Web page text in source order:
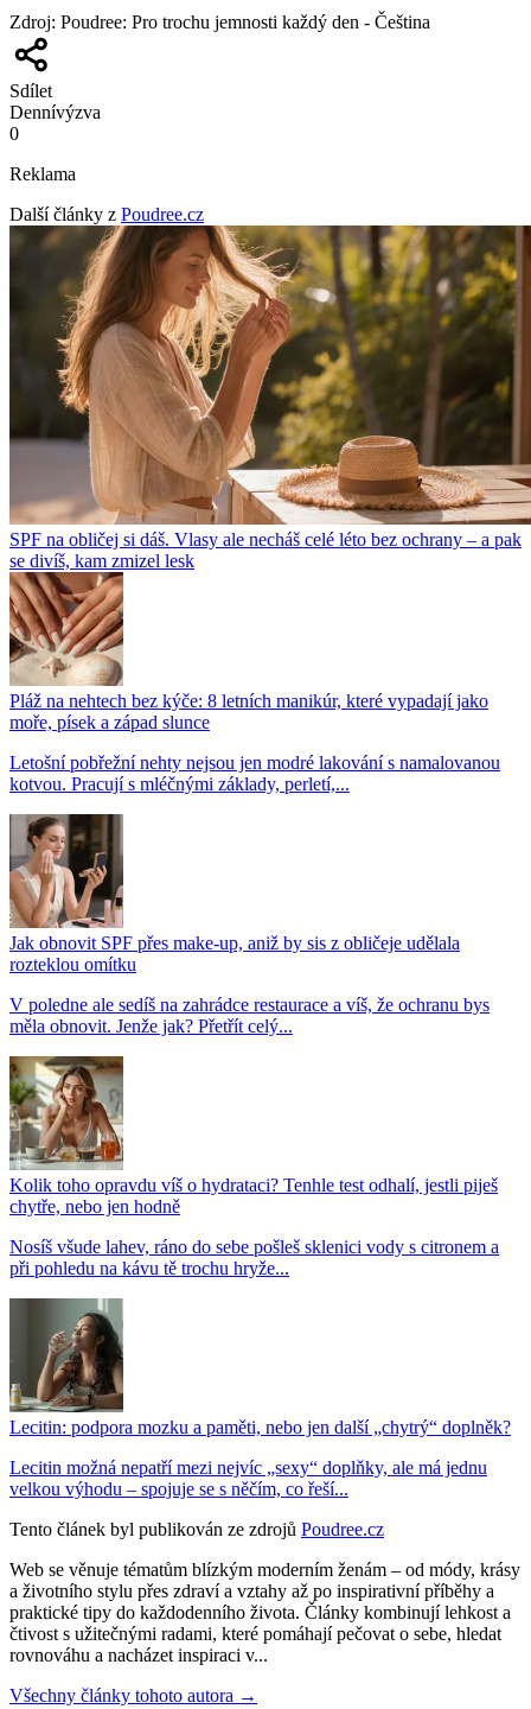
Zdroj: Poudree: Pro trochu jemnosti každý den - Čeština
Sdílet
Dennívýzva
0
Reklama
Další články z Poudree.cz
SPF na obličej si dáš. Vlasy ale necháš celé léto bez ochrany – a pak
se divíš, kam zmizel lesk
Pláž na nehtech bez kýče: 8 letních manikúr, které vypadají jako
moře, písek a západ slunce
Letošní pobřežní nehty nejsou jen modré lakování s namalovanou
kotvou. Pracují s mléčnými základy, perletí,...
Jak obnovit SPF přes make-up, aniž by sis z obličeje udělala
rozteklou omítku
V poledne ale sedíš na zahrádce restaurace a víš, že ochranu bys
měla obnovit. Jenže jak? Přetřít celý...
Kolik toho opravdu víš o hydrataci? Tenhle test odhalí, jestli piješ
chytře, nebo jen hodně
Nosíš všude lahev, ráno do sebe pošleš sklenici vody s citronem a
při pohledu na kávu tě trochu hryže...
Lecitin: podpora mozku a paměti, nebo jen další „chytrý“ doplněk?
Lecitin možná nepatří mezi nejvíc „sexy“ doplňky, ale má jednu
velkou výhodu – spojuje se s něčím, co řeší...
Tento článek byl publikován ze zdrojů Poudree.cz
Web se věnuje tématům blízkým moderním ženám – od módy, krásy
a životního stylu přes zdraví a vztahy až po inspirativní příběhy a
praktické tipy do každodenního života. Články kombinují lehkost a
čtivost s užitečnými radami, které pomáhají pečovat o sebe, hledat
rovnováhu a nacházet inspiraci v...
Všechny články tohoto autora →